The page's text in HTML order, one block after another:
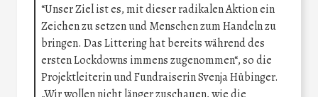
“Unser Ziel ist es, mit dieser radikalen Aktion ein
Zeichen zu setzen und Menschen zum Handeln zu
bringen. Das Littering hat bereits während des
ersten Lockdowns immens zugenommen“, so die
Projektleiterin und Fundraiserin Svenja Hübinger.
„Wir wollen nicht länger zuschauen, wie die